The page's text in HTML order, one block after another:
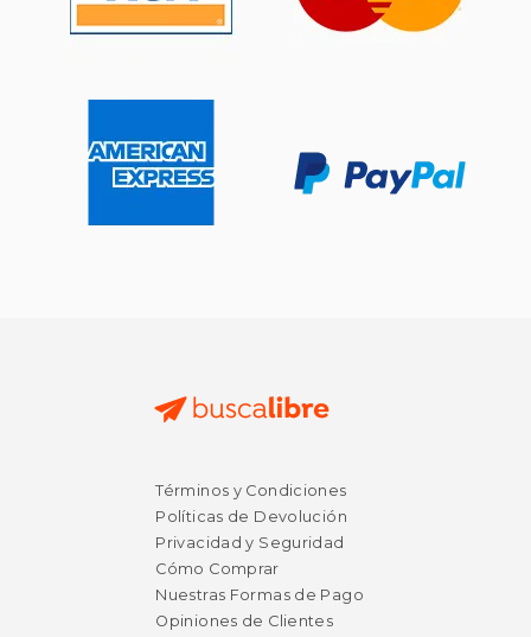
$ 119.00
Términos y Condiciones
Políticas de Devolución
Privacidad y Seguridad
Cómo Comprar
Nuestras Formas de Pago
Opiniones de Clientes